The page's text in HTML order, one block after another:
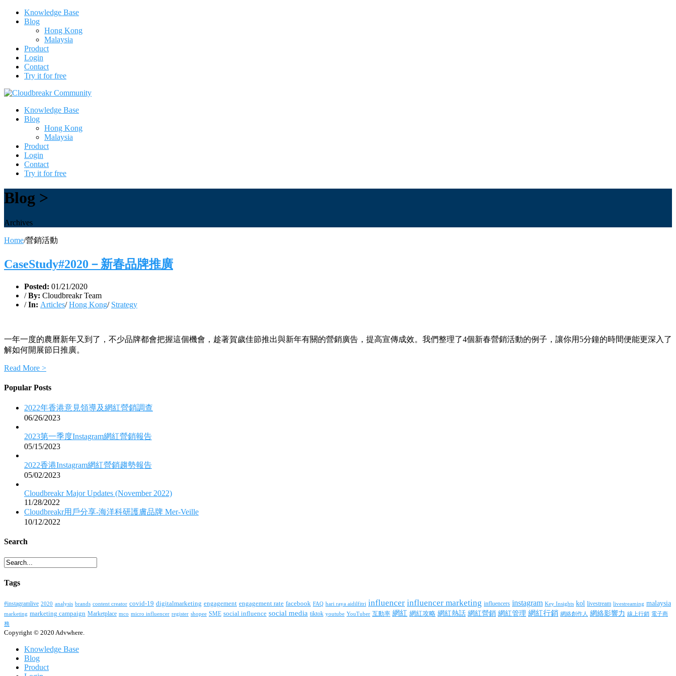
Knowledge Base
Blog
Hong Kong
Malaysia
Product
Login
Contact
Try it for free
Knowledge Base
Blog
Hong Kong
Malaysia
Product
Login
Contact
Try it for free
Blog >
Archives
Home/營銷活動
CaseStudy#2020－新春品牌推廣
Posted: 01/21/2020
/ By: Cloudbreakr Team
/ In: Articles/Hong Kong/ Strategy
一年一度的農曆新年又到了，不少品牌都會把握這個機會，趁著賀歲佳節推出與新年有關的營銷廣告，提高宣傳成效。我們整理了4個新春營銷活動的例子，讓你用5分鐘的時間便能更深入了
解如何開展節日推廣。
Read More >
Popular Posts
2022年香港意見領導及網紅營銷調查
06/26/2023
2023第一季度Instagram網紅營銷報告
05/15/2023
2022香港Instagram網紅營銷趨勢報告
05/02/2023
Cloudbreakr Major Updates (November 2022)
11/28/2022
Cloudbreakr用戶分享-海洋科研護膚品牌 Mer-Veille
10/12/2022
Search
Tags
#instagramlive 2020 analysis brands content creator covid-19 digitalmarketing engagement engagement rate facebook FAQ hari raya aidilfitri influencer influencer marketing influencers instagram Key Insights kol livestream livestreaming malaysia
marketing marketing campaign Marketplace mco micro influencer register shopee SME social influence social media tiktok youtube YouTuber 互動率 網紅 網紅攻略 網紅熱話 網紅營銷 網紅管理 網紅行銷 網絡創作人 網絡影響力 線上行銷 電子商
務
Copyright © 2020 Advwhere.
Knowledge Base
Blog
Product